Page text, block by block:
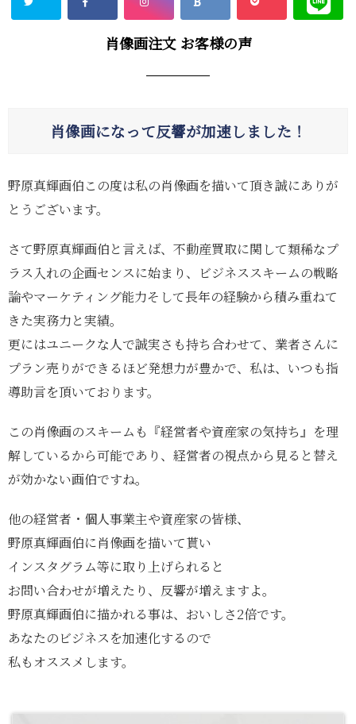
肖像画注文 お客様の声
肖像画になって反響が加速しました！
野原真輝画伯この度は私の肖像画を描いて頂き誠にありが
とうございます。
さて野原真輝画伯と言えば、不動産買取に関して類稀なプ
ラス入れの企画センスに始まり、ビジネススキームの戦略
論やマーケティング能力そして長年の経験から積み重ねて
きた実務力と実績。
更にはユニークな人で誠実さも持ち合わせて、業者さんに
プラン売りができるほど発想力が豊かで、私は、いつも指
導助言を頂いております。
この肖像画のスキームも『経営者や資産家の気持ち』を理
解しているから可能であり、経営者の視点から見ると替え
が効かない画伯ですね。
他の経営者・個人事業主や資産家の皆様、
野原真輝画伯に肖像画を描いて貰い
インスタグラム等に取り上げられると
お問い合わせが増えたり、反響が増えますよ。
野原真輝画伯に描かれる事は、おいしさ2倍です。
あなたのビジネスを加速化するので
私もオススメします。